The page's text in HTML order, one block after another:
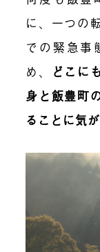
に、一つの
での緊急事
め、
どこに
身と飯豊町
ることに気